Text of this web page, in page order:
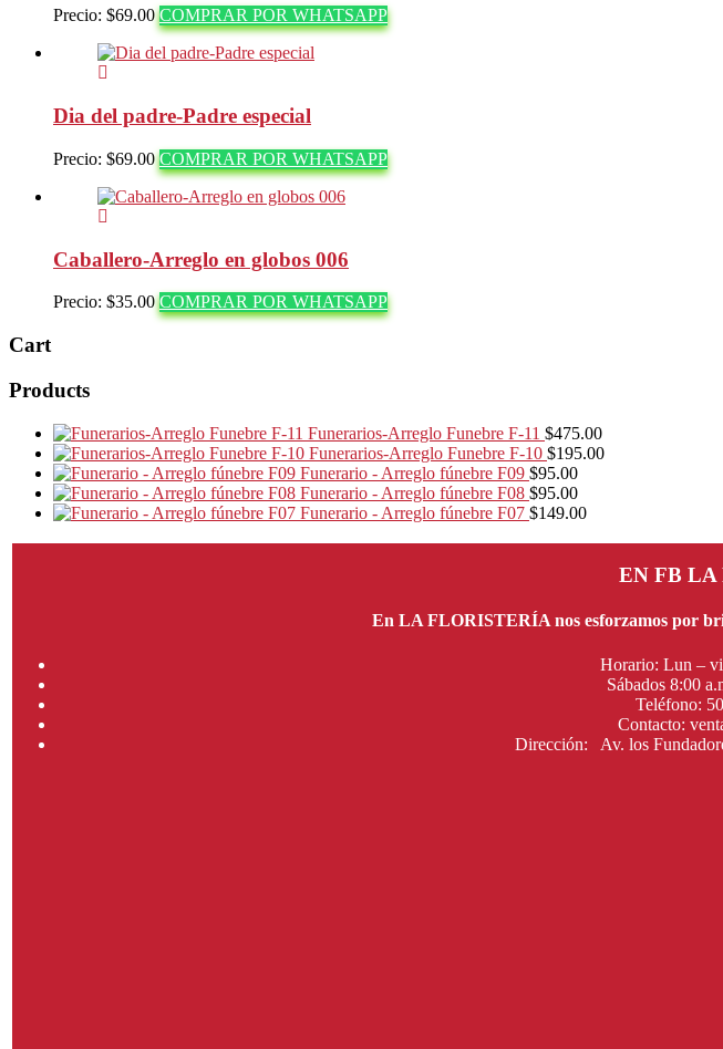
Precio: $69.00 COMPRAR POR WHATSAPP
Dia del padre-Padre especial
Precio: $69.00 COMPRAR POR WHATSAPP
Caballero-Arreglo en globos 006
Precio: $35.00 COMPRAR POR WHATSAPP
Cart
Products
Funerarios-Arreglo Funebre F-11 $475.00
Funerarios-Arreglo Funebre F-10 $195.00
Funerario - Arreglo fúnebre F09 $95.00
Funerario - Arreglo fúnebre F08 $95.00
Funerario - Arreglo fúnebre F07 $149.00
EN FB
En LA FLORISTERÍA nos esforzamos por
Horario: Lun –
Sábados 8:00
Teléfono:
Contacto:
Dirección: Av. los